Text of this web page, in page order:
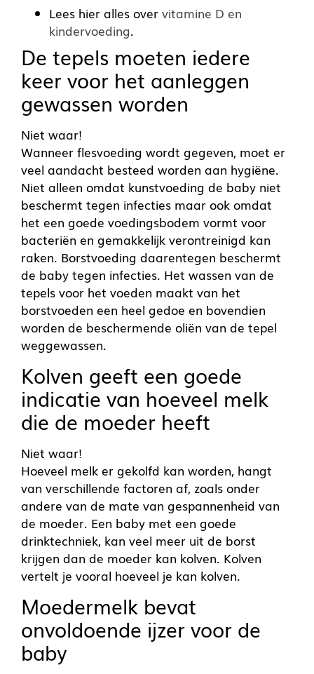
Lees hier alles over vitamine D en
kindervoeding.
De tepels moeten iedere
keer voor het aanleggen
gewassen worden
Niet waar!
Wanneer flesvoeding wordt gegeven, moet er
veel aandacht besteed worden aan hygiëne.
Niet alleen omdat kunstvoeding de baby niet
beschermt tegen infecties maar ook omdat
het een goede voedingsbodem vormt voor
bacteriën en gemakkelijk verontreinigd kan
raken. Borstvoeding daarentegen beschermt
de baby tegen infecties. Het wassen van de
tepels voor het voeden maakt van het
borstvoeden een heel gedoe en bovendien
worden de beschermende oliën van de tepel
weggewassen.
Kolven geeft een goede
indicatie van hoeveel melk
die de moeder heeft
Niet waar!
Hoeveel melk er gekolfd kan worden, hangt
van verschillende factoren af, zoals onder
andere van de mate van gespannenheid van
de moeder. Een baby met een goede
drinktechniek, kan veel meer uit de borst
krijgen dan de moeder kan kolven. Kolven
vertelt je vooral hoeveel je kan kolven.
Moedermelk bevat
onvoldoende ijzer voor de
baby